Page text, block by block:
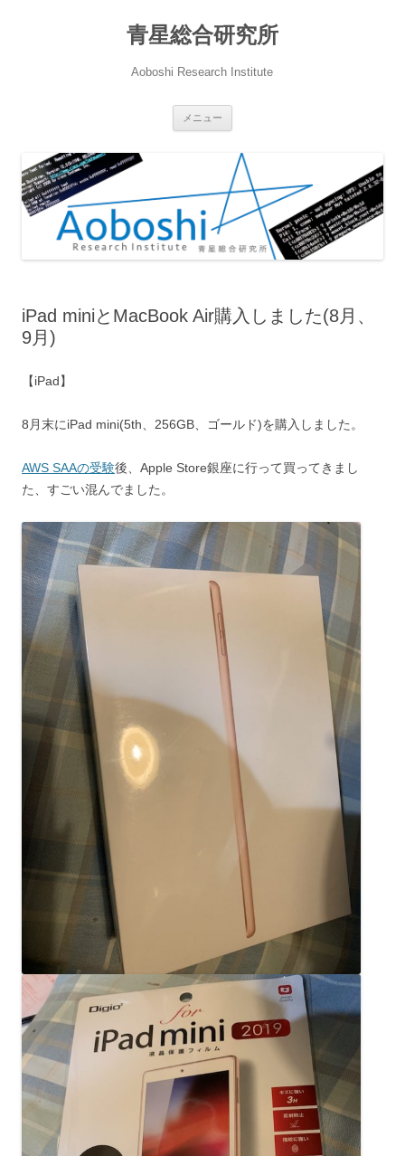
青星総合研究所
Aoboshi Research Institute
メニュー
ツ
へ
ス
ッ
プ
iPad miniとMacBook Air購入しました(8月、
9月)
【iPad】
8月末にiPad mini(5th、256GB、ゴールド)を購入しました。
AWS SAAの受験後、Apple Store銀座に行って買ってきまし
た、すごい混んでました。